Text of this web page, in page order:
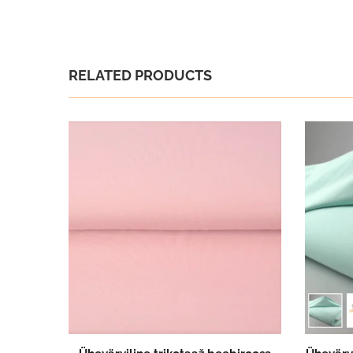
RELATED PRODUCTS
LISA OSTUKORVI